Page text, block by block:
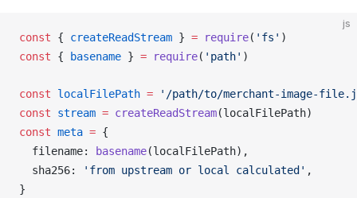
js
const { createReadStream } = require( 'fs' )
const { basename } = require( 'path' )
const localFilePath = '/path/to/merchant-image-
const
stream = createReadStream(localFilePath)
const meta = {
filename: basename(localFilePath),
sha256: 'from upstream or local calculated' ,
}